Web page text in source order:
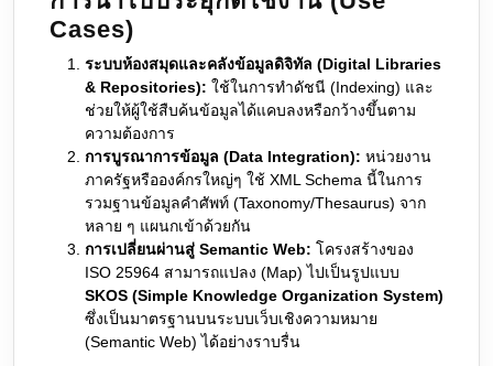
Cases)
ระบบห้องสมุดและคลังข้อมูลดิจิทัล (Digital Libraries
& Repositories): ใช้ในการทำดัชนี (Indexing) และ
ช่วยให้ผู้ใช้สืบค้นข้อมูลได้แคบลงหรือกว้างขึ้นตาม
ความต้องการ
การบูรณาการข้อมูล (Data Integration): หน่วยงาน
ภาครัฐหรือองค์กรใหญ่ๆ ใช้ XML Schema นี้ในการ
รวมฐานข้อมูลคำศัพท์ (Taxonomy/Thesaurus) จาก
หลาย ๆ แผนกเข้าด้วยกัน
การเปลี่ยนผ่านสู่ Semantic Web: โครงสร้างของ
ISO 25964 สามารถแปลง (Map) ไปเป็นรูปแบบ
SKOS (Simple Knowledge Organization System)
ซึ่งเป็นมาตรฐานบนระบบเว็บเชิงความหมาย
(Semantic Web) ได้อย่างราบรื่น